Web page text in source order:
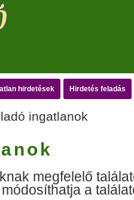
hirdetések Hirdetés feladás
ingatlanok
megfelelő
a